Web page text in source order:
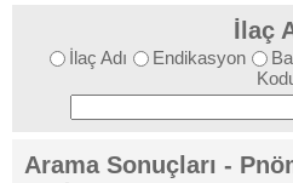
İlaç
İlaç Adı Endikasyon
Arama Sonuçları -